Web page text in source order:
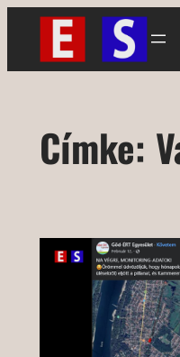
Ugrás
tartalomhoz
Címke: